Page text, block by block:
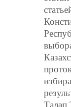
Талап